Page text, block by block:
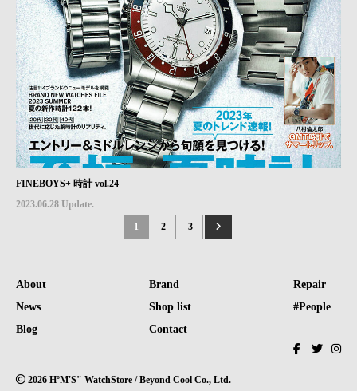
FINEBOYS+ 時計 vol.24
2023.06.28 Update.
1
2 3
About
News
Blog
Brand
Shop list
Contact
Repair
#People
2026 HºM'S" WatchStore / Beyond Cool Co., Ltd.